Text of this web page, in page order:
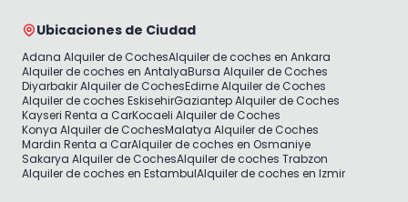
Ubicaciones de Ciudad
Adana Alquiler de CochesAlquiler de coches en Ankara
Alquiler de coches en AntalyaBursa Alquiler de Coches
Diyarbakir Alquiler de CochesEdirne Alquiler de Coches
Alquiler de coches EskisehirGaziantep Alquiler de Coches
Kayseri Renta a CarKocaeli Alquiler de Coches
Konya Alquiler de CochesMalatya Alquiler de Coches
Mardin Renta a CarAlquiler de coches en Osmaniye
Sakarya Alquiler de CochesAlquiler de coches Trabzon
Alquiler de coches en EstambulAlquiler de coches en Izmir